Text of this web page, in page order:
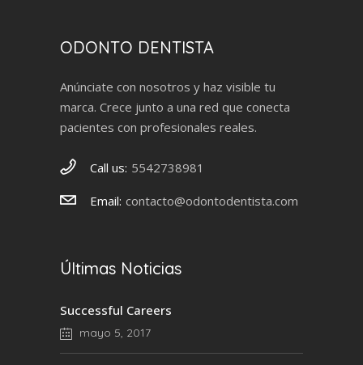
ODONTO DENTISTA
Anúnciate con nosotros y haz visible tu
marca. Crece junto a una red que conecta
pacientes con profesionales reales.
Call us: 5542738981
Email: contacto@odontodentista.com
Últimas Noticias
Successful Careers
mayo 5, 2017